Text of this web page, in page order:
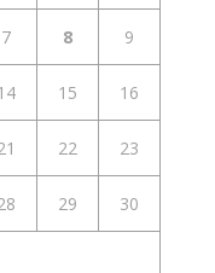
7 8 9
15 16
22 23
29 30